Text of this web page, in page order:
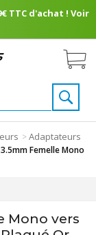
TTC d'achat ! Voir
>Adaptateurs
Femelle Mono
Mono vers